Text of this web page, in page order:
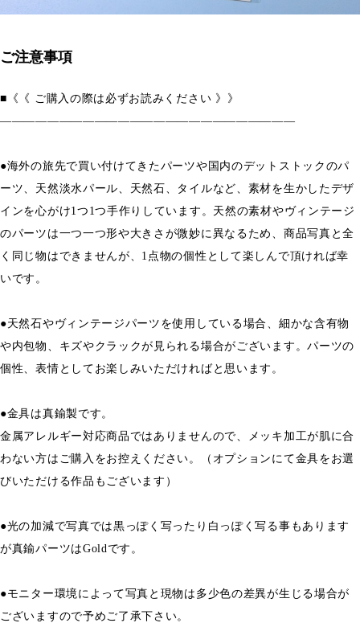
ご注意事項
■《《 ご購入の際は必ずお読みください 》》
―――――――――――――――――――――――――
●海外の旅先で買い付けてきたパーツや国内のデットストックのパ
ーツ、天然淡水パール、天然石、タイルなど、素材を生かしたデザ
インを心がけ1つ1つ手作りしています。天然の素材やヴィンテージ
のパーツは一つ一つ形や大きさが微妙に異なるため、商品写真と全
く同じ物はできませんが、1点物の個性として楽しんで頂ければ幸
いです。
●天然石やヴィンテージパーツを使用している場合、細かな含有物
や内包物、キズやクラックが見られる場合がございます。パーツの
個性、表情としてお楽しみいただければと思います。
●金具は真鍮製です。
金属アレルギー対応商品ではありませんので、メッキ加工が肌に合
わない方はご購入をお控えください。（オプションにて金具をお選
びいただける作品もございます）
●光の加減で写真では黒っぽく写ったり白っぽく写る事もあります
が真鍮パーツはGoldです。
●モニター環境によって写真と現物は多少色の差異が生じる場合が
ございますので予めご了承下さい。